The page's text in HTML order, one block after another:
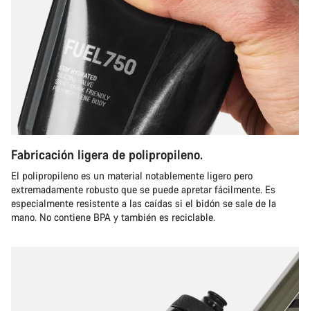
Fabricación ligera de polipropileno.
El polipropileno es un material notablemente ligero pero
extremadamente robusto que se puede apretar fácilmente. Es
especialmente resistente a las caídas si el bidón se sale de la
mano. No contiene BPA y también es reciclable.